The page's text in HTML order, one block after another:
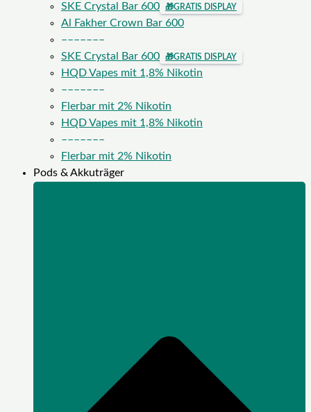
SKE Crystal Bar 600
🎁GRATIS DISPLAY
Al Fakher Crown Bar 600
–––––––
SKE Crystal Bar 600
🎁GRATIS DISPLAY
HQD Vapes mit 1,8% Nikotin
–––––––
Flerbar mit 2% Nikotin
HQD Vapes mit 1,8% Nikotin
–––––––
Flerbar mit 2% Nikotin
Pods & Akkuträger